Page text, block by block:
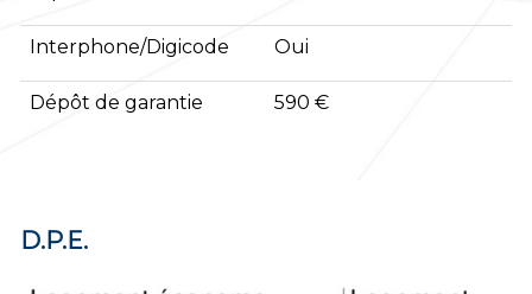
Interphone/Digicode Oui
Dépôt de garantie 590 €
D.P.E.